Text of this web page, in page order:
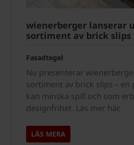
wienerberger lanserar
sortiment av brick slips
Fasadtegel
Nu presenterar
sortiment av brick slips – en
kan minska spill och som
designfrihet. Läs mer här.
LÄS MERA